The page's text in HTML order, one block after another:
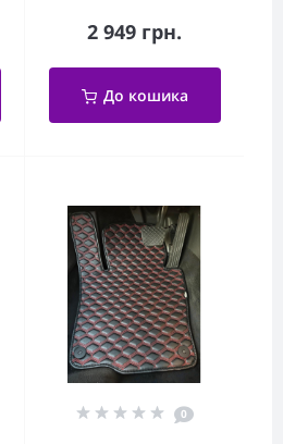
2 949 грн.
До кошика
0